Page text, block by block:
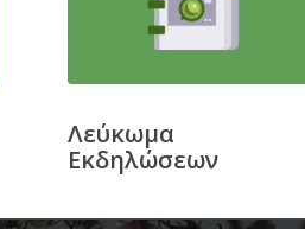
Λεύκωμα
Εκδηλώσεων